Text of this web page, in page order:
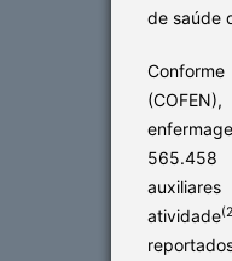
de saúde
565.458
atividade